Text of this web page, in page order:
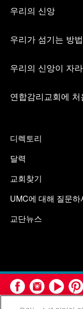
우리의 신앙
우리가 섬기는 방법
우리의 신앙이 자
연합감리교회에
디렉토리
달력
교회찾기
UMC에 대해 질문하
교단뉴스